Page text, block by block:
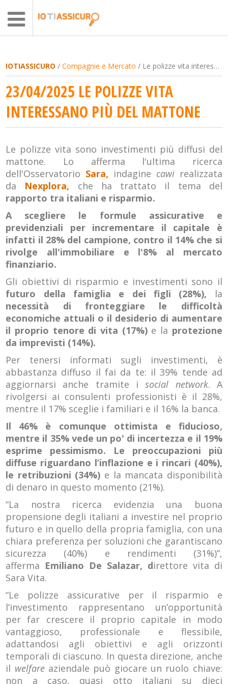
IOTIASSICURO /Compagnie e Mercato / Le polizze vita interessano più del mattone
23/04/2025 LE POLIZZE VITA
INTERESSANO PIÙ DEL MATTONE
Le polizze vita sono investimenti più diffusi del
mattone. Lo afferma l'ultima ricerca
dell'Osservatorio Sara, indagine cawi realizzata
da Nexplora, che ha trattato il tema del
rapporto tra italiani e risparmio.
A scegliere le formule assicurative e
previdenziali per incrementare il capitale è
infatti il 28% del campione, contro il 14% che si
rivolge all'immobiliare e l'8% al mercato
finanziario.
Gli obiettivi di risparmio e investimenti sono il
futuro della famiglia e dei figli (28%), la
necessità di fronteggiare le difficoltà
economiche attuali o il desiderio di aumentare
il proprio tenore di vita (17%)e la protezione
da imprevisti (14%).
Per tenersi informati sugli investimenti, è
abbastanza diffuso il fai da te: il 39% tende ad
aggiornarsi anche tramite isocial network. A
rivolgersi ai consulenti professionisti è il 28%,
mentre il 17% sceglie i familiari e il 16% la banca.
Il 46% è comunque ottimista e fiducioso,
mentre il 35% vede un po' di incertezza e il 19%
esprime pessimismo. Le preoccupazioni più
diffuse riguardano l’inflazione e i rincari (40%),
le retribuzioni (34%) e la mancata disponibilità
di denaro in questo momento (21%).
“La nostra ricerca evidenzia una buona
propensione degli italiani a investire nel proprio
futuro e in quello della propria famiglia, con una
chiara preferenza per soluzioni che garantiscano
sicurezza (40%) e rendimenti (31%)”,
afferma Emiliano De Salazar, direttore vita di
Sara Vita.
“Le polizze assicurative per il risparmio e
l’investimento rappresentano un’opportunità
per far crescere il proprio capitale in modo
vantaggioso, professionale e flessibile,
adattandosi agli obiettivi e agli orizzonti
temporali di ciascuno. In questa direzione, anche
il welfare aziendale può giocare un ruolo chiave:
non a caso, quasi otto italiani su dieci